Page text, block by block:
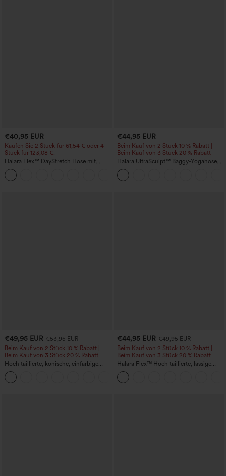
€40,95 EUR
Kaufen Sie 2 Stück für 61,54 € oder 4
Stück für 123,08 €.
Halara Flex™ DayStretch Hose mit
mittlerer Bundhöhe, seitlicher
Reißverschlusstasche und
Work‑Flare‑Schnitt
€44,95 EUR
Beim Kauf von 2 Stück 10 % Rabatt |
Beim Kauf von 3 Stück 20 % Rabatt
Halara UltraSculpt™ Baggy-Yogahose
mit hohem Bund, Bauchkontrolle,
Color-Block-Streifen und Taschen
€49,95 EUR €53,95 EUR
Beim Kauf von 2 Stück 10 % Rabatt |
Beim Kauf von 3 Stück 20 % Rabatt
Hoch taillierte, konische, einfarbige
Anzughose mit Seitentaschen
€44,95 EUR €49,95 EUR
Beim Kauf von 2 Stück 10 % Rabatt |
Beim Kauf von 3 Stück 20 % Rabatt
Halara Flex™ Hoch taillierte, lässige
Jeans mit Taschen, umgekrempeltem
Saum, weitem Bein und verwaschenem
Finish